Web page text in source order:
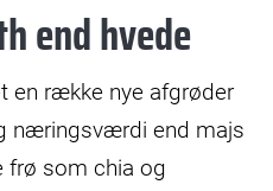
end hvede
en række nye afgrøder
næringsværdi end majs
frø som chia og